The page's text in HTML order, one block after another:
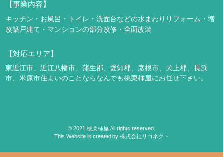
【事業内容】
キッチン・お風呂・トイレ・洗面台などの水まわりリフォーム・増
改築戸建て・マンションの部分改修・全面改装
【対応エリア】
東近江市、近江八幡市、蒲生郡、愛知郡、彦根市、犬上郡、長浜
市、米原市住まいのことならなんでも桃栗柿屋にお任せ下さい。
© 2021 桃栗柿屋 All rights reserved.
This Website is created by 株式会社リコネクト